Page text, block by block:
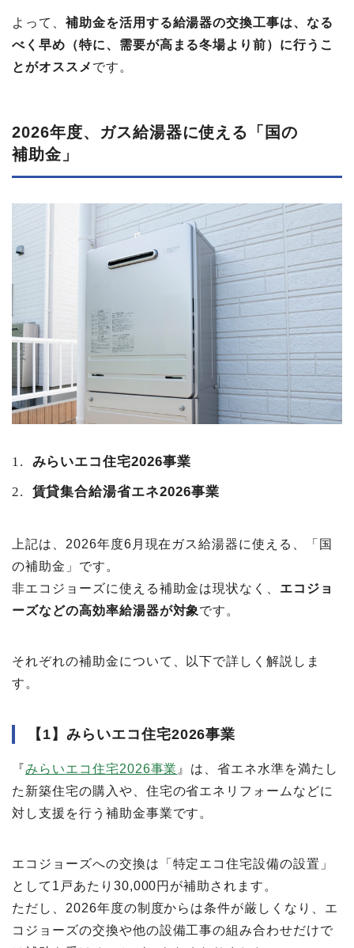
よって、 補助金を活用する給湯器の交換工事は、なる
べく早め（特に、需要が高まる冬場より前）に行うこ
とがオススメ です。
2026年度、​ガス給湯器に​使える​「国の​
補助金」
みらいエコ住宅2026事業
賃貸集合給湯省エネ2026事業
上記は、2026年度6月現在ガス給湯器に使える、「国
の補助金」です。
非エコジョーズに使える補助金は現状なく、 エコジョ
ーズなどの高効率給湯器が対象です。
それぞれの補助金について、以下で詳しく解説しま
す。
【1】みらいエコ住宅2026事業
『みらいエコ住宅2026事業 』は、省エネ水準を満たし
た新築住宅の購入や、住宅の省エネリフォームなどに
対し支援を行う補助金事業です。
エコジョーズへの交換は「特定エコ住宅設備の設置」
として1戸あたり30,000円が補助されます。
ただし、2026年度の制度からは条件が厳しくなり、エ
コジョーズの交換や他の設備工事の組み合わせだけで